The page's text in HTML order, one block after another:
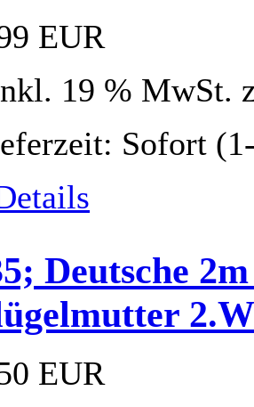
EUR
19 % MwSt.
Sofort
Deutsche
EUR